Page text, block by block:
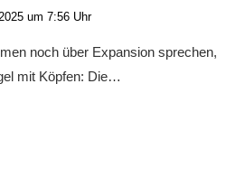
um 7:56 Uhr
noch über Expansion sprechen,
mit Köpfen: Die…